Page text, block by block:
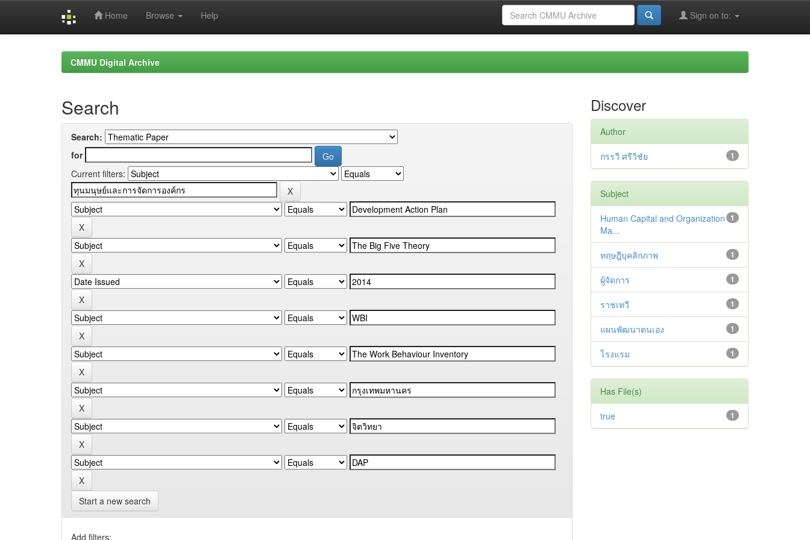
Home Browse Help Sign on to:
CMMU Digital Archive
Search
Search:
for
Current filters:
Start a new search
Add filters:
Discover
Author
1
กรรวี ศรีวิชัย
Subject
1
Human Capital and Organization
Ma...
1
ทฤษฎีบุคลิกภาพ
1
ผู้จัดการ
1
ราชเทวี
1
แผนพัฒนาตนเอง
1
โรงแรม
Has File(s)
1
true